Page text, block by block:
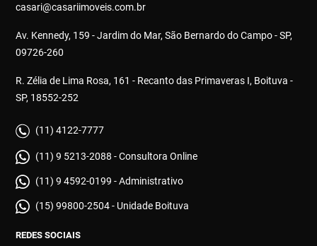
casari@casariimoveis.com.br
Av. Kennedy, 159 - Jardim do Mar, São Bernardo do Campo - SP,
09726-260
R. Zélia de Lima Rosa, 161 - Recanto das Primaveras I, Boituva -
SP, 18552-252
(11) 4122-7777
(11) 9 5213-2088 - Consultora Online
(11) 9 4592-0199 - Administrativo
(15) 99800-2504 - Unidade Boituva
REDES SOCIAIS